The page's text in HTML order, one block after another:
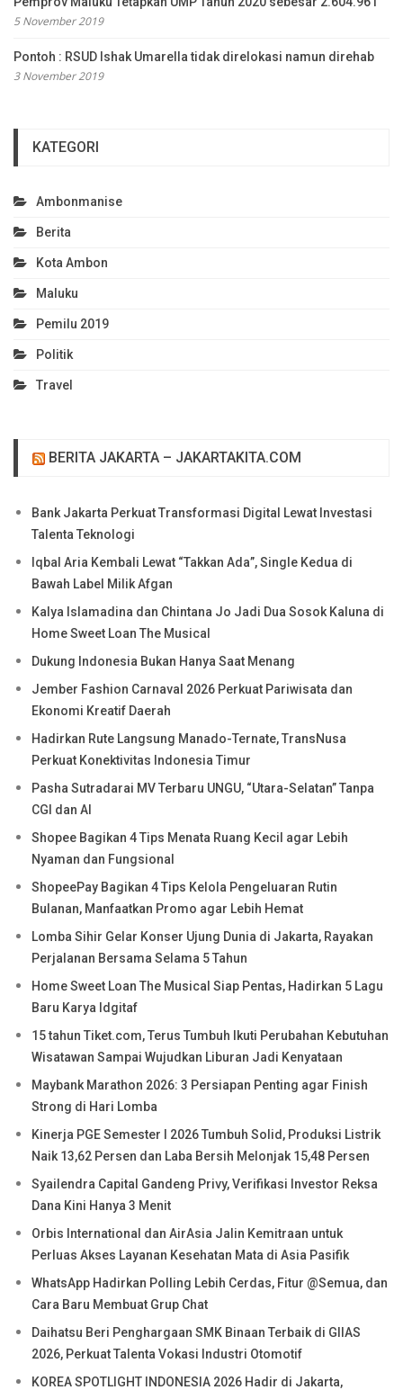
5 November 2019
Pontoh : RSUD Ishak Umarella tidak direlokasi namun direhab
3 November 2019
KATEGORI
Ambonmanise
Berita
Kota Ambon
Maluku
Pemilu 2019
Politik
Travel
BERITA JAKARTA – JAKARTAKITA.COM
Bank Jakarta Perkuat Transformasi Digital Lewat Investasi
Talenta Teknologi
Iqbal Aria Kembali Lewat “Takkan Ada”, Single Kedua di
Bawah Label Milik Afgan
Kalya Islamadina dan Chintana Jo Jadi Dua Sosok Kaluna di
Home Sweet Loan The Musical
Dukung Indonesia Bukan Hanya Saat Menang
Jember Fashion Carnaval 2026 Perkuat Pariwisata dan
Ekonomi Kreatif Daerah
Hadirkan Rute Langsung Manado-Ternate, TransNusa
Perkuat Konektivitas Indonesia Timur
Pasha Sutradarai MV Terbaru UNGU, “Utara-Selatan” Tanpa
CGI dan AI
Shopee Bagikan 4 Tips Menata Ruang Kecil agar Lebih
Nyaman dan Fungsional
ShopeePay Bagikan 4 Tips Kelola Pengeluaran Rutin
Bulanan, Manfaatkan Promo agar Lebih Hemat
Lomba Sihir Gelar Konser Ujung Dunia di Jakarta, Rayakan
Perjalanan Bersama Selama 5 Tahun
Home Sweet Loan The Musical Siap Pentas, Hadirkan 5 Lagu
Baru Karya Idgitaf
15 tahun Tiket.com, Terus Tumbuh Ikuti Perubahan Kebutuhan
Wisatawan Sampai Wujudkan Liburan Jadi Kenyataan
Maybank Marathon 2026: 3 Persiapan Penting agar Finish
Strong di Hari Lomba
Kinerja PGE Semester I 2026 Tumbuh Solid, Produksi Listrik
Naik 13,62 Persen dan Laba Bersih Melonjak 15,48 Persen
Syailendra Capital Gandeng Privy, Verifikasi Investor Reksa
Dana Kini Hanya 3 Menit
Orbis International dan AirAsia Jalin Kemitraan untuk
Perluas Akses Layanan Kesehatan Mata di Asia Pasifik
WhatsApp Hadirkan Polling Lebih Cerdas, Fitur @Semua, dan
Cara Baru Membuat Grup Chat
Daihatsu Beri Penghargaan SMK Binaan Terbaik di GIIAS
2026, Perkuat Talenta Vokasi Industri Otomotif
KOREA SPOTLIGHT INDONESIA 2026 Hadir di Jakarta,